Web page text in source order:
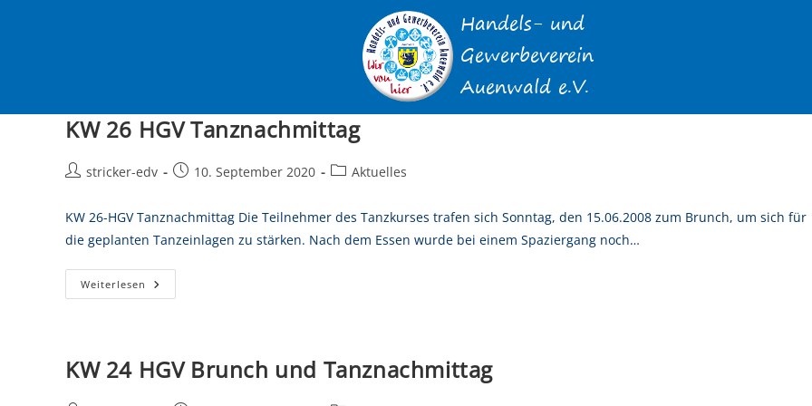
KW 26 HGV Tanznachmittag
stricker-edv 10. September 2020 Aktuelles
KW 26-HGV Tanznachmittag Die Teilnehmer des Tanzkurses trafen sich Sonntag, den 15.06.2008 zum Brunch, um sich für
die geplanten Tanzeinlagen zu stärken. Nach dem Essen wurde bei einem Spaziergang noch…
Weiterlesen
KW 24 HGV Brunch und Tanznachmittag